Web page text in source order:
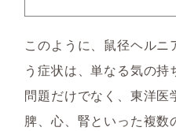
このように、鼠径ヘル
う症状は、単なる気の
問題だけでなく、東洋医
脾、心、腎といった複数